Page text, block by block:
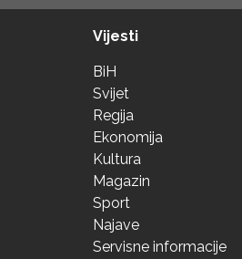
Vijesti
BiH
Svijet
Regija
Ekonomija
Kultura
Magazin
Sport
Najave
Servisne informacije